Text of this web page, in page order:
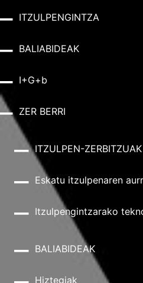
ITZULPENGINTZA
BALIABIDEAK
I+G+b
ZER BERRI
ITZULPEN-ZERBITZUAK
Eskatu itzulpenaren
Itzulpengintzarako
BALIABIDEAK
Hiztegiak